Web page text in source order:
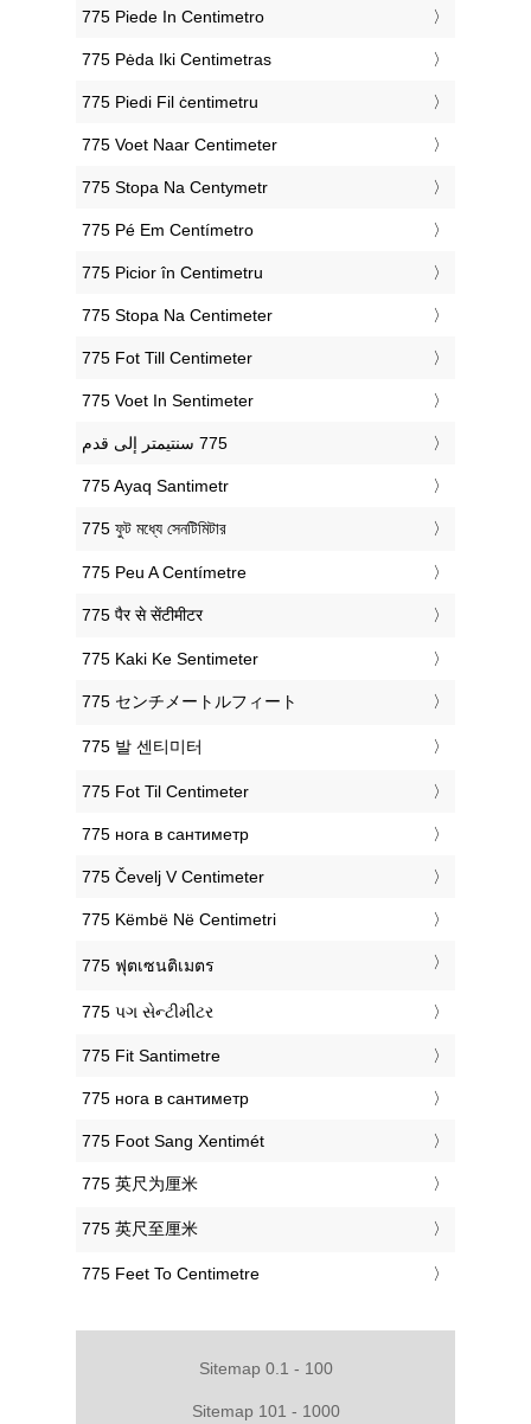
‎775 Piede In Centimetro
‎775 Pėda Iki Centimetras
‎775 Piedi Fil ċentimetru
‎775 Voet Naar Centimeter
‎775 Stopa Na Centymetr
‎775 Pé Em Centímetro
‎775 Picior în Centimetru
‎775 Stopa Na Centimeter
‎775 Fot Till Centimeter
‎775 Voet In Sentimeter
‎775 Ayaq Santimetr
‎775 ফুট মধ্যে সেনটিমিটার
‎775 Peu A Centímetre
‎775 पैर से सेंटीमीटर
‎775 Kaki Ke Sentimeter
‎775 センチメートルフィート
‎775 발 센티미터
‎775 Fot Til Centimeter
‎775 нога в сантиметр
‎775 Čevelj V Centimeter
‎775 Këmbë Në Centimetri
‎775 ฟุตเซนติเมตร
‎775 પગ સેન્ટીમીટર
‎775 Fit Santimetre
‎775 нога в сантиметр
‎775 Foot Sang Xentimét
‎775 英尺为厘米
‎775 英尺至厘米
‎775 Feet To Centimetre
Sitemap 0.1 - 100
Sitemap 101 - 1000